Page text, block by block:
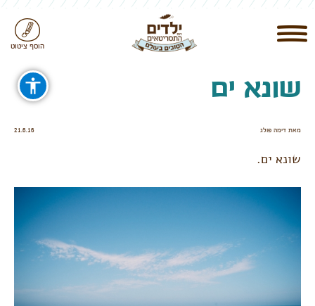
הוסף ציטוט
שונא ים
מאת דימה פולג 21.6.16
שונא ים.